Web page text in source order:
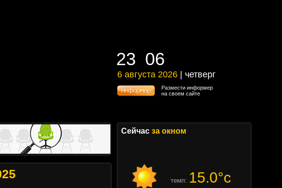
23 06
23 06
6 августа 2026 | четверг
6 августа 2026 | четверг
Размести информер
на своем сайте
Сейчас за окном
темп: 15.0°c